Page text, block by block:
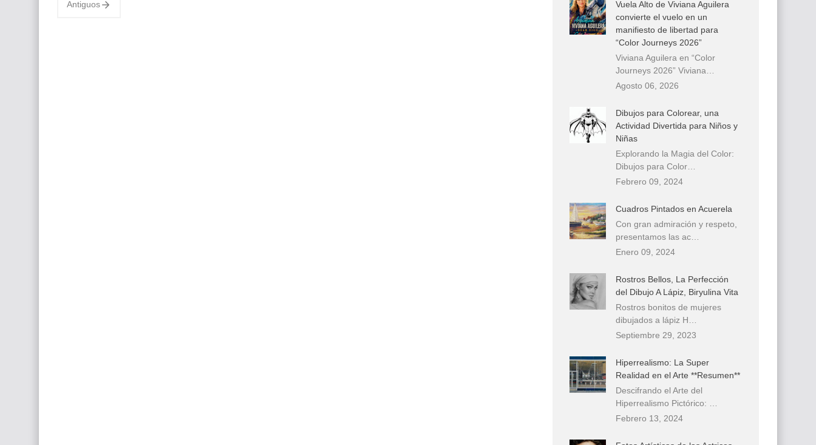
Antiguos
Vuela Alto de Viviana Aguilera
convierte el vuelo en un
manifiesto de libertad para
“Color Journeys 2026”
Viviana Aguilera en “Color
Journeys 2026” Viviana…
Agosto 06, 2026
Dibujos para Colorear, una
Actividad Divertida para Niños y
Niñas
Explorando la Magia del Color:
Dibujos para Color…
Febrero 09, 2024
Cuadros Pintados en Acuerela
Con gran admiración y respeto,
presentamos las ac…
Enero 09, 2024
Rostros Bellos, La Perfección
del Dibujo A Lápiz, Biryulina Vita
Rostros bonitos de mujeres
dibujados a lápiz H…
Septiembre 29, 2023
Hiperrealismo: La Super
Realidad en el Arte **Resumen**
Descifrando el Arte del
Hiperrealismo Pictórico: …
Febrero 13, 2024